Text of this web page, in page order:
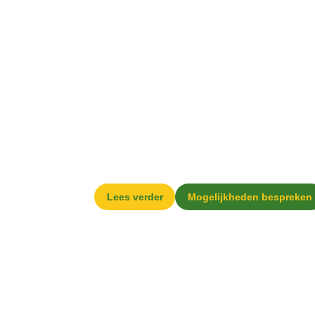
Lees verder Mogelijkheden bespreken